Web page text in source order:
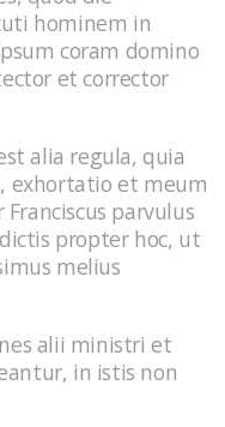
hominem in
coram domino
et corrector
alia regula, quia
exhortatio et meum
parvulus
propter hoc, ut
melius
alii ministri et
in istis non